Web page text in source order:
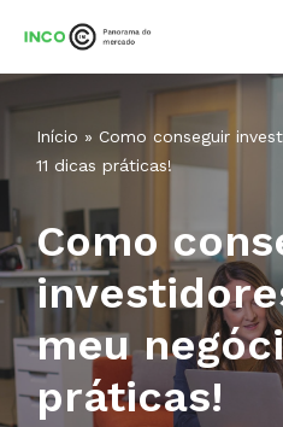
Início » Como conseguir
11 dicas práticas!
Como
meu
práticas!